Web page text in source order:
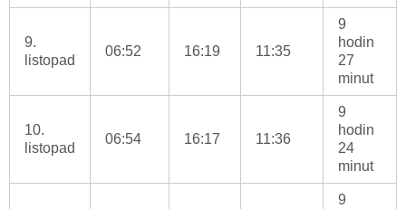
9.
listopad
06:52 16:19 11:35
9
hodin
27
minut
10.
listopad
06:54 16:17 11:36
9
hodin
24
minut
9